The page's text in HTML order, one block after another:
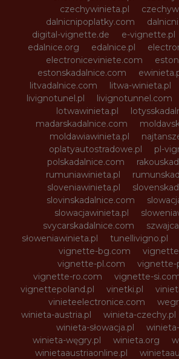
czechywinieta.pl
dalnicnipoplatky.com
digital-vignette.de
e-vignette.pl
edalnice.org
edalnice.pl
electroniceviniete.com
estonskadalnice.com
litvadalnice.com
litwa-winieta.pl
livignotunel.pl
livignotunnel.com
lotwawinieta.pl
madarskadalnice.com
moldawiawinieta.pl
oplatyautostradowe.pl
pl-
polskadalnice.com
rumuniawinieta.pl
sloveniawinieta.pl
slovinskadalnice.com
slowacjawinieta.pl
svycarskadalnice.com
słoweniawinieta.pl
tunellivigno.pl
vignette-bg.com
vignette-pl.com
vignette-
vignette-ro.com
vignette-
vignettepoland.pl
vinetki.pl
vinieteelectronice.com
winieta-austria.pl
winieta-czechy.pl
winieta-słowacja.pl
winieta-węgry.pl
winieta.org
winietaaustriaonline.pl